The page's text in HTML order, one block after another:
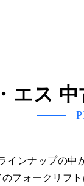
エス
インナップの
フォークリフ